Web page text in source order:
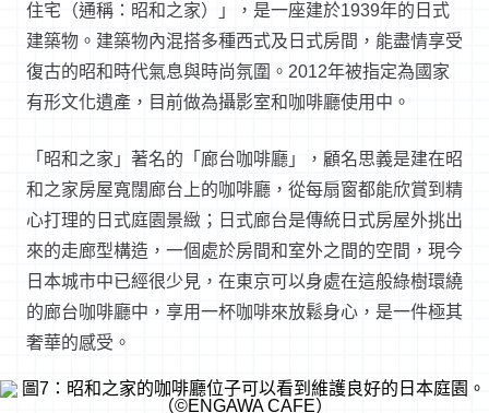
住宅（通稱：昭和之家）」，是一座建於1939年的日式
建築物。建築物內混搭多種西式及日式房間，能盡情享受
復古的昭和時代氣息與時尚氛圍。2012年被指定為國家
有形文化遺產，目前做為攝影室和咖啡廳使用中。
「昭和之家」著名的「廊台咖啡廳」，顧名思義是建在昭
和之家房屋寬闊廊台上的咖啡廳，從每扇窗都能欣賞到精
心打理的日式庭園景緻；日式廊台是傳統日式房屋外挑出
來的走廊型構造，一個處於房間和室外之間的空間，現今
日本城市中已經很少見，在東京可以身處在這般綠樹環繞
的廊台咖啡廳中，享用一杯咖啡來放鬆身心，是一件極其
奢華的感受。